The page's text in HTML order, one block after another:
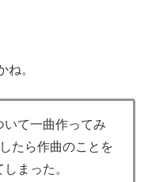
ね。
いて一曲作ってみ
たら作曲のことを
まった。